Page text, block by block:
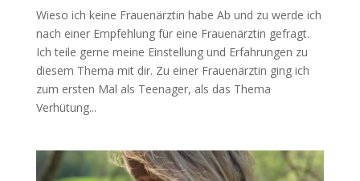
Wieso ich keine Frauenärztin habe Ab und zu werde ich
nach einer Empfehlung für eine Frauenärztin gefragt.
Ich teile gerne meine Einstellung und Erfahrungen zu
diesem Thema mit dir. Zu einer Frauenärztin ging ich
zum ersten Mal als Teenager, als das Thema
Verhütung...